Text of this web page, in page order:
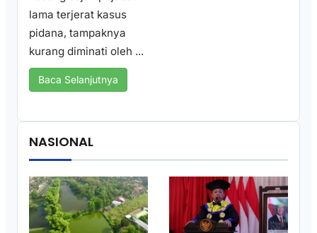
lama terjerat kasus
pidana, tampaknya
kurang diminati oleh ...
Baca Selanjutnya
NASIONAL